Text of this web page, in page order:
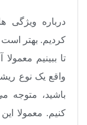
درباره ویژگی
کردیم. بهتر
تا ببینیم
واقع یک نوع
باشید، متوجه
کنیم. معمولا